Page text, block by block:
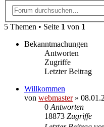
5 Themen • Seite 1 von 1
Bekanntmachungen
Antworten
Zugriffe
Letzter Beitrag
Willkommen
von webmaster»
0 Antworten
18873 Zugriffe